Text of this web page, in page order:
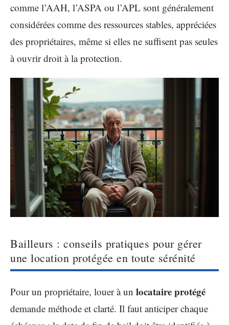
comme l’AAH, l’ASPA ou l’APL sont généralement
considérées comme des ressources stables, appréciées
des propriétaires, même si elles ne suffisent pas seules
à ouvrir droit à la protection.
Bailleurs : conseils pratiques pour gérer
une location protégée en toute sérénité
Pour un propriétaire, louer à un locataire protégé
demande méthode et clarté. Il faut anticiper chaque